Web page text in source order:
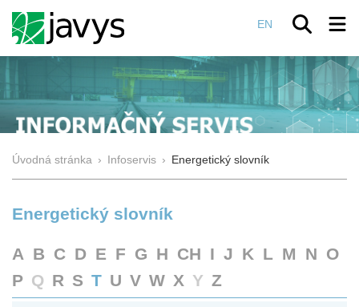
EN
Úvodná stránka › Infoservis › Energetický slovník
Energetický slovník
A B C D E F G H CH I J K L M N O
P Q R S T U V W X Y Z